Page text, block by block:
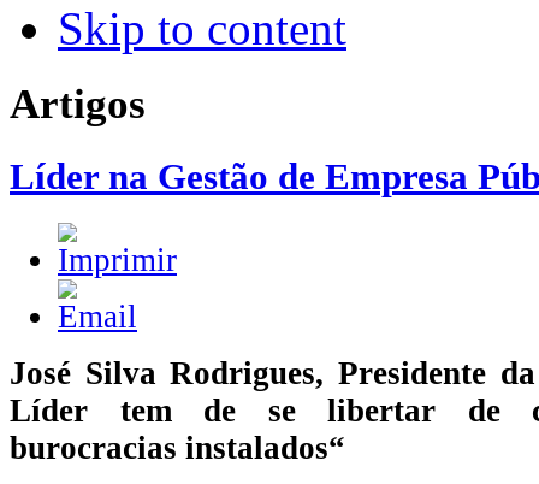
Skip to content
Artigos
Líder na Gestão de Empresa
José Silva Rodrigues, Presidente
Líder tem de se libertar de
burocracias instalados“